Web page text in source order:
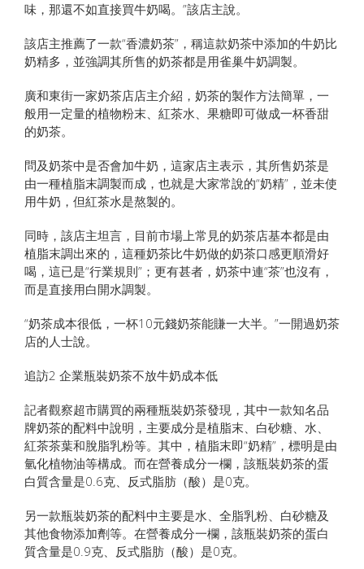
味，那還不如直接買牛奶喝。”該店主說。
該店主推​​薦了一款“香濃奶茶”，稱這款奶茶中添加的牛奶比
奶精多，並強調其所售的奶茶都是用雀巢牛奶調製。
廣和東街一家奶茶店店主介紹，奶茶的製作方法簡單，一
般用一定量的植物粉末、紅茶水、果糖即可做成一杯香甜
的奶茶。
問及奶茶中是否會加牛奶，這家店主表示，其所售奶茶是
由一種植脂末調製而成，也就是大家常說的“奶精”，並未使
用牛奶，但紅茶水是熬製的。
同時，該店主坦言，目前市場上常見的奶茶店基本都是由
植脂末調出來的，這種奶茶比牛奶做的奶茶口感更順滑好
喝，這已是“行業規則”；更有甚者，奶茶中連“茶”也沒有，
而是直接用白開水調製。
“奶茶成本很低，一杯10元錢奶茶能賺一大半。”一開過奶茶
店的人士說。
追訪2 企業瓶裝奶茶不放牛奶成本低
記者觀察超市購買的兩種瓶裝奶茶發現，其中一款知名品
牌奶茶的配料中說明，主要成分是植脂末、白砂糖、水、
紅茶茶葉和脫脂乳粉等。其中，植脂末即“奶精”，標明是由
氫化植物油等構成。而在營養成分一欄，該瓶裝奶茶的蛋
白質含​​量是0.6克、反式脂肪（酸）是0克。
另一款瓶裝奶茶的配料中主要是水、全脂乳粉、白砂糖及
其他食物添加劑等。在營養成分一欄，該瓶裝奶茶的蛋白
質含​​量是0.9克、反式脂肪（酸）是0克。